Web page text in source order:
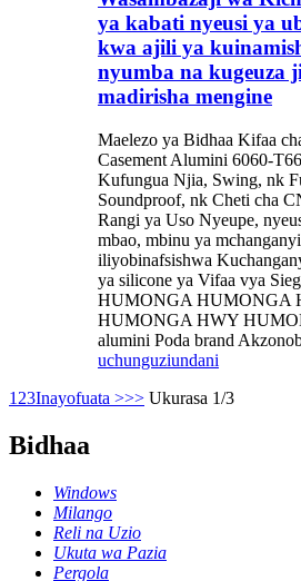
ya kabati nyeusi ya
kwa ajili ya
nyumba na kugeuza
madirisha mengine
Maelezo ya Bidhaa Kifaa
Casement Alumini 6060-
Kufungua Njia, Swing, nk
Soundproof, nk Cheti cha
Rangi ya Uso Nyeupe,
mbao, mbinu ya
iliyobinafsishwa
ya silicone ya Vifaa vya
HUMONGA HUMONGA
HUMONGA HWY
alumini Poda brand
uchunguziundani
1 23Inayofuata >>> Ukurasa 1/3
Bidhaa
Windows
Milango
Reli na Uzio
Ukuta wa Pazia
Pergola